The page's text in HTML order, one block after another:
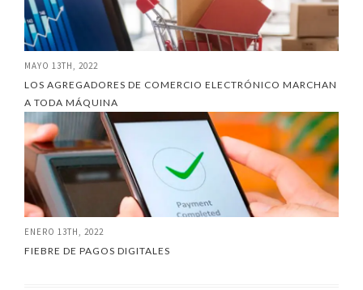
MAYO 13TH, 2022
LOS AGREGADORES DE COMERCIO ELECTRÓNICO MARCHAN
A TODA MÁQUINA
ENERO 13TH, 2022
FIEBRE DE PAGOS DIGITALES